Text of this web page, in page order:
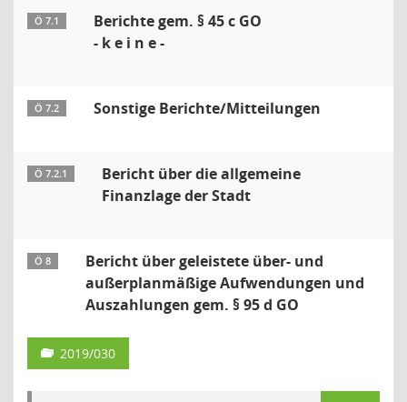
Ö 7.1
Berichte gem. § 45 c GO
- k e i n e -
Ö 7.2 Sonstige Berichte/Mitteilungen
Ö 7.2.1
Bericht über die allgemeine
Finanzlage der Stadt
Ö 8
Bericht über geleistete über- und
außerplanmäßige Aufwendungen und
Auszahlungen gem. § 95 d GO
2019/030